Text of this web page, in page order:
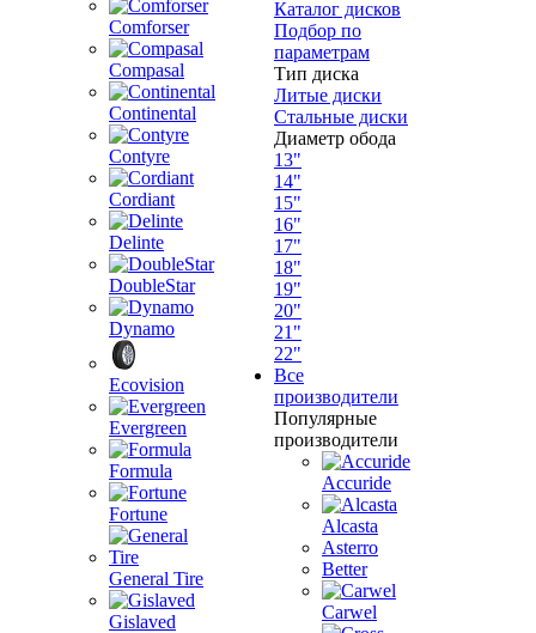
Comforser
Compasal
Continental
Contyre
Cordiant
Delinte
DoubleStar
Dynamo
Ecovision
Evergreen
Formula
Fortune
General Tire
Gislaved
Каталог дисков
Подбор по
параметрам
Тип диска
Литые диски
Стальные диски
Диаметр обода
13"
14"
15"
16"
17"
18"
19"
20"
21"
22"
Все
производители
Популярные
производители
Accuride
Alcasta
Asterro
Better
Carwel